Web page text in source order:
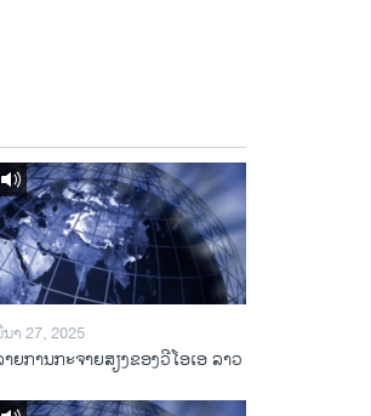
າ 27, 2025
ຍການກະຈາຍສຽງຂອງວີໂອເອ ລາວ